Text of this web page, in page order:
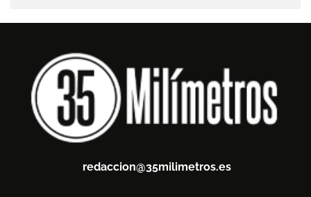
redaccion@35milimetros.es